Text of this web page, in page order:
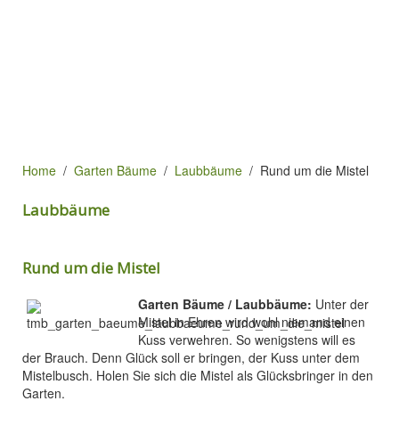
Home Garten Bäume Laubbäume Rund um die Mistel
Laubbäume
Rund um die Mistel
Garten Bäume / Laubbäume: Unter der
Mistel in Ehren wird wohl niemand einen
Kuss verwehren. So wenigstens will es
der Brauch. Denn Glück soll er bringen, der Kuss unter dem
Mistelbusch. Holen Sie sich die Mistel als Glücksbringer in den
Garten.